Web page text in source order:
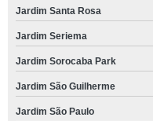
Jardim Santa Rosa
Jardim Seriema
Jardim Sorocaba Park
Jardim São Guilherme
Jardim São Paulo